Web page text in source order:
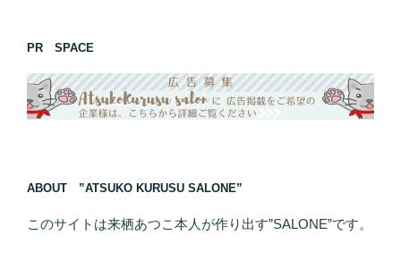
PR SPACE
ABOUT ”ATSUKO KURUSU SALONE”
このサイトは来栖あつこ本人が作り出す”SALONE”です。